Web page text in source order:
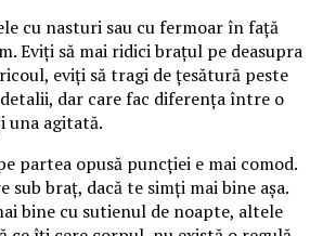
cu nasturi sau cu fermoar în față
Eviți să mai ridici brațul pe deasupra
eviți să tragi de țesătură peste
dar care fac diferența între o
una agitată.
partea opusă puncției e mai comod.
sub braț, dacă te simți mai bine așa.
bine cu sutienul de noapte, altele